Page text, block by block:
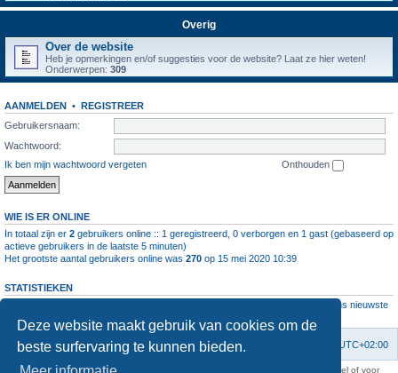
Deze website maakt gebruik van cookies om de
beste surfervaring te kunnen bieden.
Overig
Over de website
Heb je opmerkingen en/of suggesties voor de website? Laat ze hier weten!
Onderwerpen: 309
AANMELDEN • REGISTREER
Gebruikersnaam:
Wachtwoord:
Ik ben mijn wachtwoord vergeten
Onthouden
WIE IS ER ONLINE
In totaal zijn er 2 gebruikers online :: 1 geregistreerd, 0 verborgen en 1 gast (gebaseerd op
actieve gebruikers in de laatste 5 minuten)
Het grootste aantal gebruikers online was 270 op 15 mei 2020 10:39
STATISTIEKEN
• Ons nieuwste
Forumoverzicht UTC+02:00
Verwijder cookies
Contact
KAA Gent kan nooit aansprakelijk worden gesteld voor om het even welk nadeel of voor